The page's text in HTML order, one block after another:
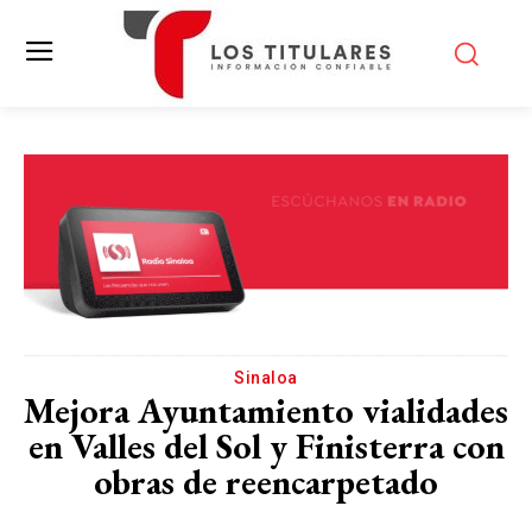
Sinaloa
Mejora Ayuntamiento vialidades
en Valles del Sol y Finisterra con
obras de reencarpetado